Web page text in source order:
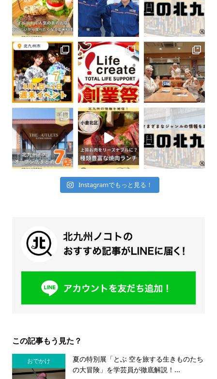
Instagramでもっと見る！
この記事もう見た？
おでかけ
夏の特別展「とぶ 空を旅する生きものたち
の大冒険」を学芸員が徹底解説！...